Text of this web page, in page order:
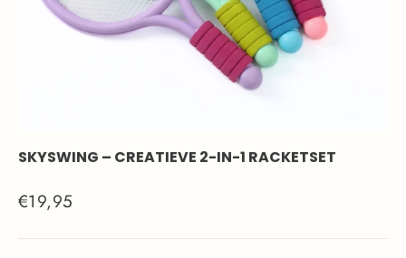
SKYSWING – CREATIEVE 2-IN-1 RACKETSET
Normale
€19,95